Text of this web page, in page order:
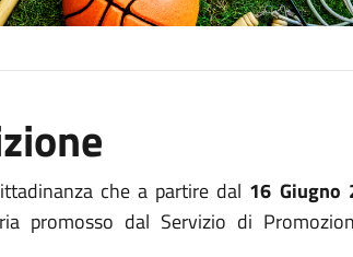
che a partire dal 16 Giugno
promosso dal Servizio di